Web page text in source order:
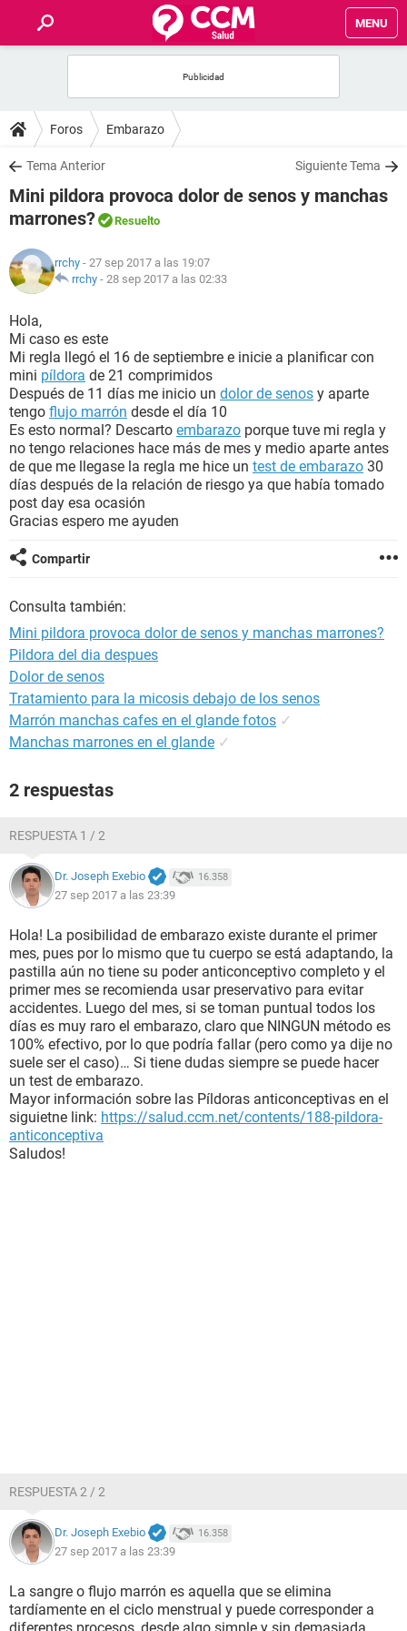
MENU
FOROS
SALUD
FAMILIA
NUTRICIÓN
SEXUALIDAD
GLOSARIO
Foros Embarazo
Tema Anterior Siguiente Tema
Mini pildora provoca dolor de senos y manchas
marrones?
Resuelto
rrchy - 27 sep 2017 a las 19:07
rrchy - 28 sep 2017 a las 02:33
Hola,
Mi caso es este
Mi regla llegó el 16 de septiembre e inicie a planificar con
mini píldora de 21 comprimidos
Después de 11 días me inicio un dolor de senos y aparte
tengo flujo marrón desde el día 10
Es esto normal? Descarto embarazo porque tuve mi regla y
no tengo relaciones hace más de mes y medio aparte antes
de que me llegase la regla me hice un test de embarazo 30
días después de la relación de riesgo ya que había tomado
post day esa ocasión
Gracias espero me ayuden
Compartir
Consulta también:
Mini pildora provoca dolor de senos y manchas marrones?
Pildora del dia despues
Dolor de senos
Tratamiento para la micosis debajo de los senos
Marrón manchas cafes en el glande fotos ✓
Manchas marrones en el glande ✓
2 respuestas
RESPUESTA 1 / 2
Dr. Joseph Exebio 16.358
27 sep 2017 a las 23:39
Hola! La posibilidad de embarazo existe durante el primer
mes, pues por lo mismo que tu cuerpo se está adaptando, la
pastilla aún no tiene su poder anticonceptivo completo y el
primer mes se recomienda usar preservativo para evitar
accidentes. Luego del mes, si se toman puntual todos los
días es muy raro el embarazo, claro que NINGUN método es
100% efectivo, por lo que podría fallar (pero como ya dije no
suele ser el caso)… Si tiene dudas siempre se puede hacer
un test de embarazo.
Mayor información sobre las Píldoras anticonceptivas en el
siguietne link: https://salud.ccm.net/contents/188-pildora-
anticonceptiva
Saludos!
RESPUESTA 2 / 2
Dr. Joseph Exebio 16.358
27 sep 2017 a las 23:39
La sangre o flujo marrón es aquella que se elimina
tardíamente en el ciclo menstrual y puede corresponder a